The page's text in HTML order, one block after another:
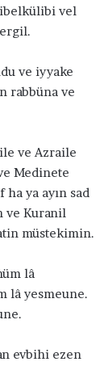
vel
ve iyyake
rabbüna ve
ve Azraile
Medinete
ya ayın sad
ve Kuranil
müstekimin.
lâ
lâ yesmeune.
evbihi ezen